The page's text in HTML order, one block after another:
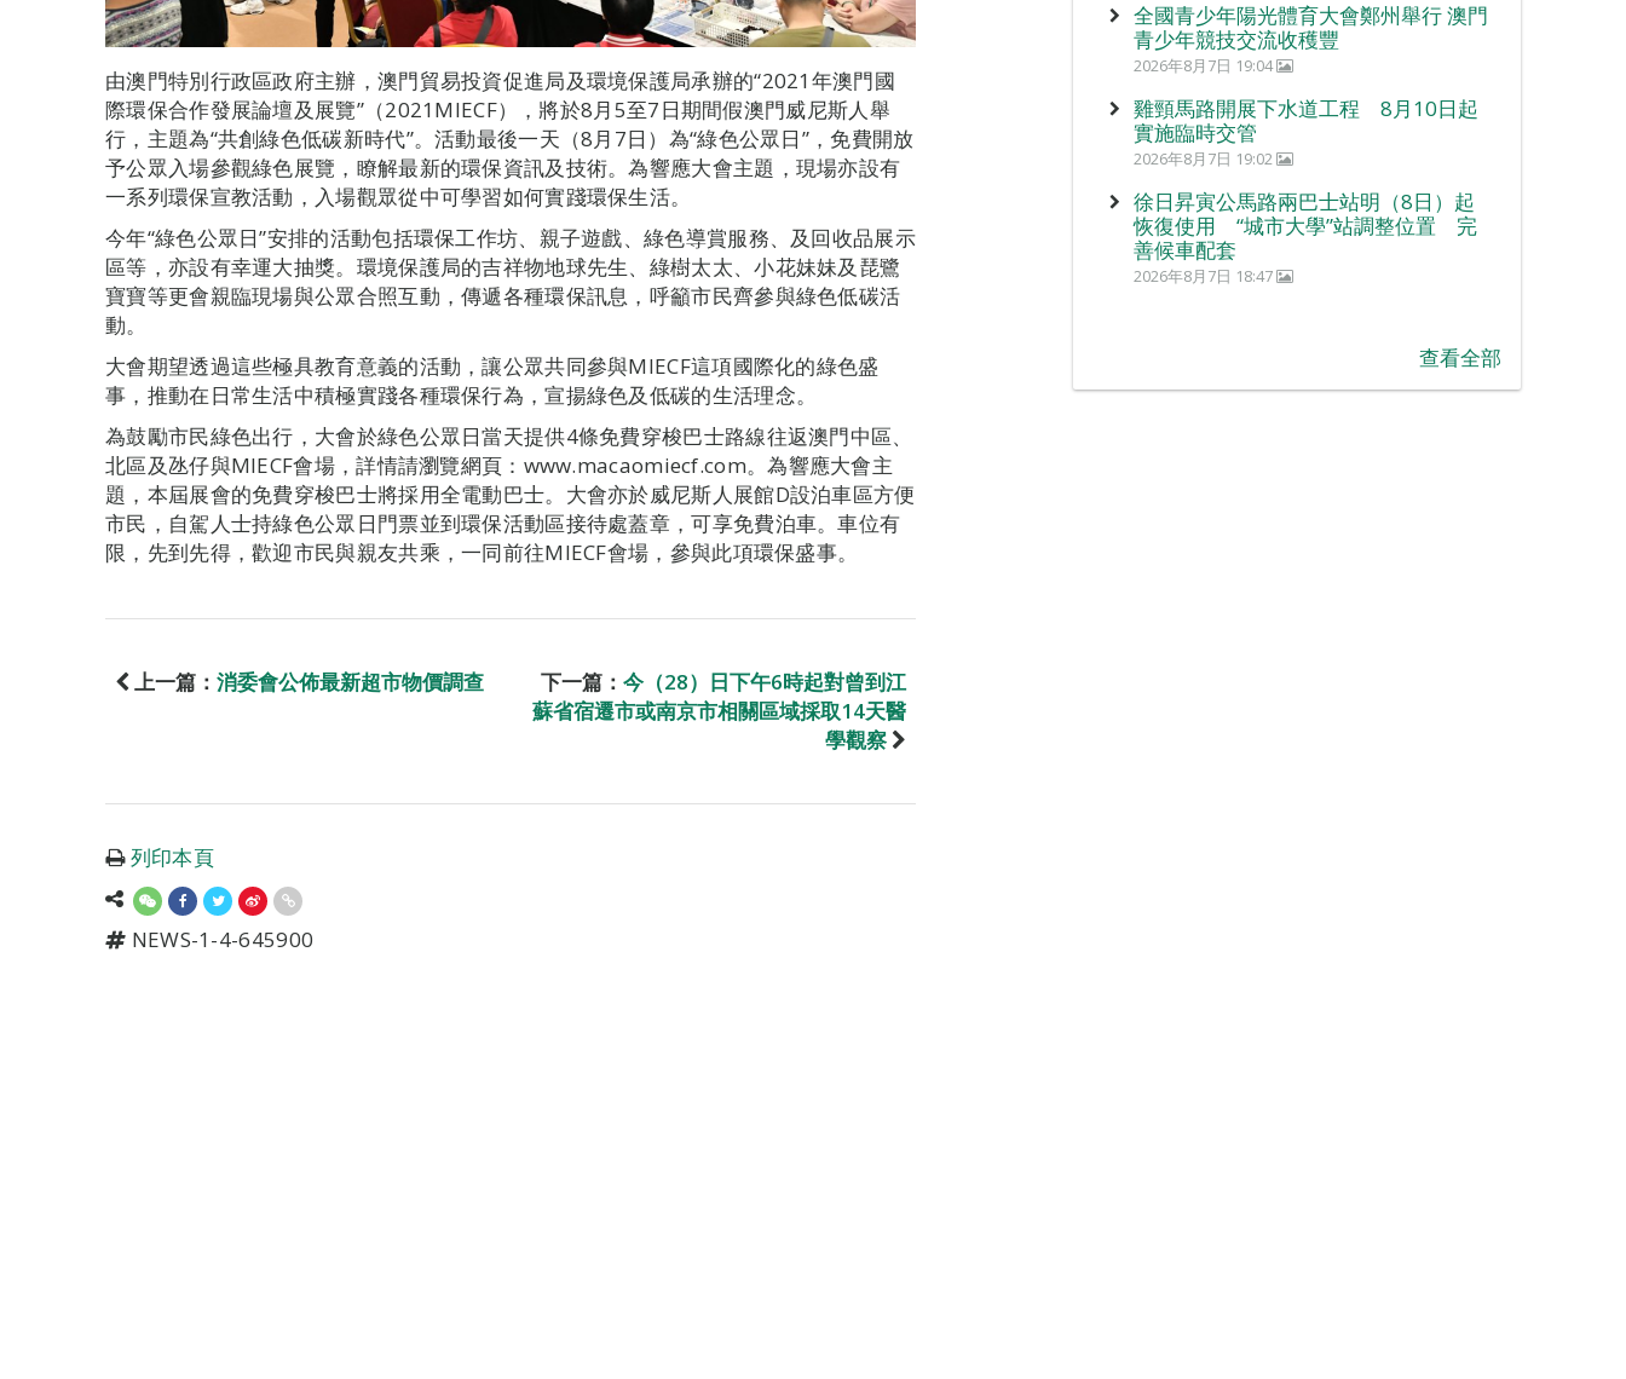
由澳門特別行政區政府主辦，澳門貿易投資促進局及環境保護局承辦的“2021年澳門國
際環保合作發展論壇及展覽”（2021MIECF），將於8月5至7日期間假澳門威尼斯人舉
行，主題為“共創綠色低碳新時代”。活動最後一天（8月7日）為“綠色公眾日”，免費開放
予公眾入場參觀綠色展覽，瞭解最新的環保資訊及技術。為響應大會主題，現場亦設有
一系列環保宣教活動，入場觀眾從中可學習如何實踐環保生活。
今年“綠色公眾日”安排的活動包括環保工作坊、親子遊戲、綠色導賞服務、及回收品展示
區等，亦設有幸運大抽獎。環境保護局的吉祥物地球先生、綠樹太太、小花妹妹及琵鷺
寶寶等更會親臨現場與公眾合照互動，傳遞各種環保訊息，呼籲市民齊參與綠色低碳活
動。
大會期望透過這些極具教育意義的活動，讓公眾共同參與MIECF這項國際化的綠色盛
事，推動在日常生活中積極實踐各種環保行為，宣揚綠色及低碳的生活理念。
為鼓勵市民綠色出行，大會於綠色公眾日當天提供4條免費穿梭巴士路線往返澳門中區、
北區及氹仔與MIECF會場，詳情請瀏覽網頁：www.macaomiecf.com。為響應大會主
題，本屆展會的免費穿梭巴士將採用全電動巴士。大會亦於威尼斯人展館D設泊車區方便
市民，自駕人士持綠色公眾日門票並到環保活動區接待處蓋章，可享免費泊車。車位有
限，先到先得，歡迎市民與親友共乘，一同前往MIECF會場，參與此項環保盛事。
上一篇： 消委會公佈最新超市物價調查 下一篇： 今（28）日下午6時起對曾到江
蘇省宿遷市或南京市相關區域採取14天醫
學觀察
列印本頁
NEWS-1-4-645900
全國青少年陽光體育大會鄭州舉行 澳門
青少年競技交流收穫豐
2026年8月7日 19:04
雞頸馬路開展下水道工程 8月10日起
實施臨時交管
2026年8月7日 19:02
徐日昇寅公馬路兩巴士站明（8日）起
恢復使用 “城市大學”站調整位置 完
善候車配套
2026年8月7日 18:47
查看全部